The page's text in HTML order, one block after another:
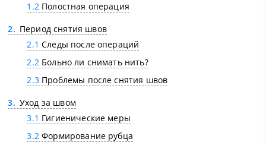
1.2Полостная операция
2
Период снятия швов
2.1 Следы после операций
2.2Больно ли снимать нить?
2.3Проблемы после снятия швов
3
Уход за швом
3.1 Гигиенические меры
3.2Формирование рубца